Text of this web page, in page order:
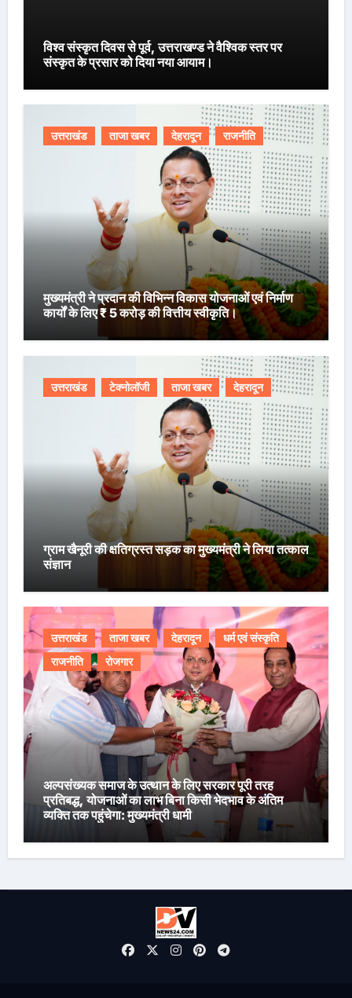
विश्व संस्कृत दिवस से पूर्व, उत्तराखण्ड ने वैश्विक स्तर पर
संस्कृत के प्रसार को दिया नया आयाम।
उत्तराखंड ताजा खबर देहरादून राजनीति
मुख्यमंत्री ने प्रदान की विभिन्न विकास योजनाओं एवं निर्माण
कार्यों के लिए ₹ 5 करोड़ की वित्तीय स्वीकृति।
उत्तराखंड टेक्नोलॉजी ताजा खबर देहरादून
ग्राम खैनूरी की क्षतिग्रस्त सड़क का मुख्यमंत्री ने लिया तत्काल
संज्ञान
उत्तराखंड ताजा खबर देहरादून
धर्म एवं संस्कृति
राजनीति
रोजगार
अल्पसंख्यक समाज के उत्थान के लिए सरकार पूरी तरह
प्रतिबद्ध, योजनाओं का लाभ बिना किसी भेदभाव के अंतिम
व्यक्ति तक पहुंचेगा: मुख्यमंत्री धामी